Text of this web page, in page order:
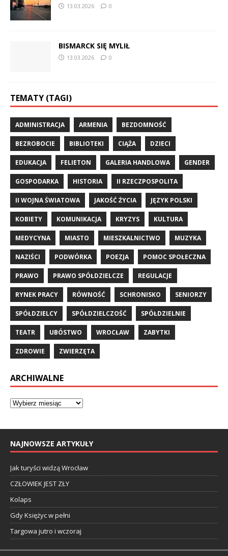
13.03.2026 0
BISMARCK SIĘ MYLIŁ
13.03.2026 0
TEMATY (TAGI)
ADMINISTRACJA ARMENIA BEZDOMNOŚĆ
BEZROBOCIE BIBLIOTEKI CIĄŻA DZIECI
EDUKACJA FELIETON GALERIA HANDLOWA GENDER
GOSPODARKA HISTORIA II RZECZPOSPOLITA
II WOJNA ŚWIATOWA JAKOŚĆ ŻYCIA JĘZYK POLSKI
KOBIETY KOMUNIKACJA KRYZYS KULTURA
MEDYCYNA MIASTO MIESZKALNICTWO MUZYKA
NAZIŚCI PODWÓRKA POEZJA POMOC SPOŁECZNA
PRAWO PRAWO SPÓŁDZIELCZE REGULACJE
RYNEK PRACY RÓWNOŚĆ SCHRONISKO SENIORZY
SPÓŁDZIELCY SPÓŁDZIELCZOŚĆ SPÓŁDZIELNIE
TEATR UBÓSTWO WROCŁAW ZABYTKI
ZDROWIE ZWIERZĘTA
ARCHIWALNE
NAJNOWSZE ARTYKUŁY
Jak turyści widzą Wrocław
CZŁOWIEK JEST ZŁY
Kolaps
Gdy Księżyc w pełni
Targowa jutro i wczoraj